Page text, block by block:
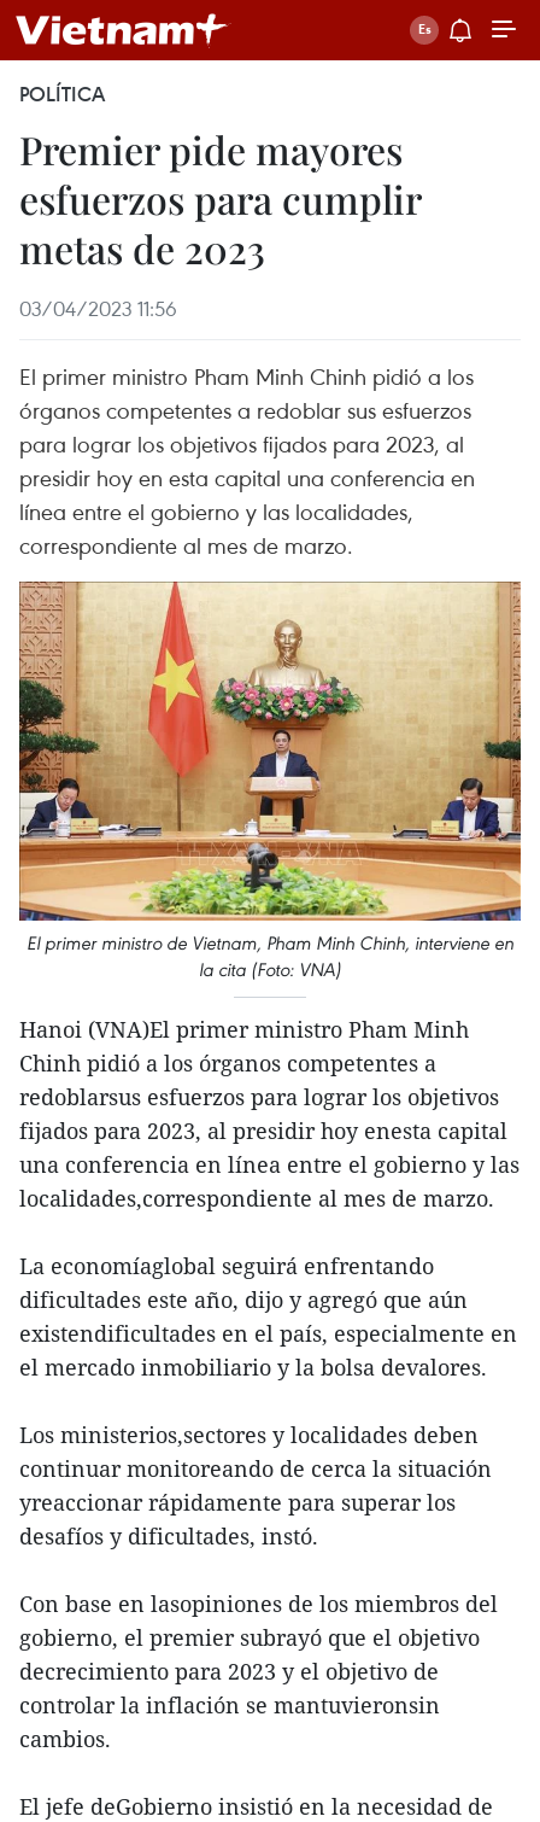
POLÍTICA
Premier pide mayores
esfuerzos para cumplir
metas de 2023
03/04/2023 11:56
El primer ministro Pham Minh Chinh pidió a los
órganos competentes a redoblar sus esfuerzos
para lograr los objetivos fijados para 2023, al
presidir hoy en esta capital una conferencia en
línea entre el gobierno y las localidades,
correspondiente al mes de marzo.
El primer ministro de Vietnam, Pham Minh Chinh, interviene en
la cita (Foto: VNA)
Hanoi (VNA)El primer ministro Pham Minh
Chinh pidió a los órganos competentes a
redoblarsus esfuerzos para lograr los objetivos
fijados para 2023, al presidir hoy enesta capital
una conferencia en línea entre el gobierno y las
localidades,correspondiente al mes de marzo.
La economíaglobal seguirá enfrentando
dificultades este año, dijo y agregó que aún
existendificultades en el país, especialmente en
el mercado inmobiliario y la bolsa devalores.
Los ministerios,sectores y localidades deben
continuar monitoreando de cerca la situación
yreaccionar rápidamente para superar los
desafíos y dificultades, instó.
Con base en lasopiniones de los miembros del
gobierno, el premier subrayó que el objetivo
decrecimiento para 2023 y el objetivo de
controlar la inflación se mantuvieronsin
cambios.
El jefe deGobierno insistió en la necesidad de